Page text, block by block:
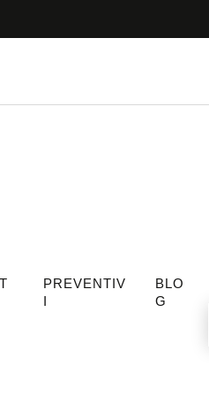
PREVENTIV
I
BLO
G